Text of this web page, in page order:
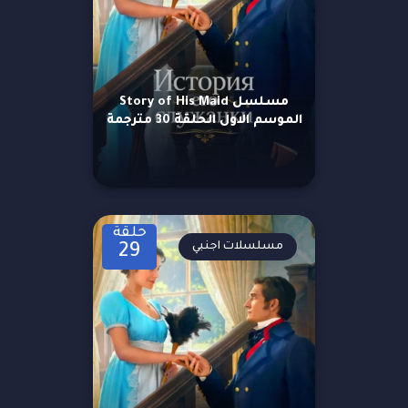
مسلسل Story of His Maid
الموسم الاول الحلقة 30 مترجمة
حلقة
29 مسلسلات اجنبي